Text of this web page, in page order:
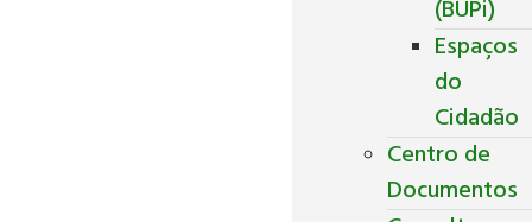
(BUPi)
Espaços
do
Cidadão
Centro de
Documentos